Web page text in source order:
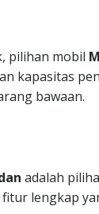
pilihan mobil
kapasitas
bawaan.
adalah
lengkap